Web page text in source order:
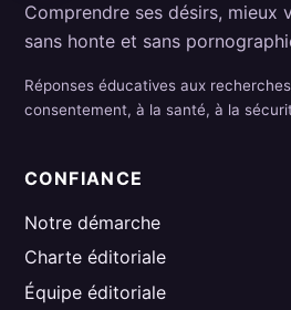
Comprendre ses désirs, mieux
sans honte et sans
Réponses éducatives aux
consentement, à la santé, à la
CONFIANCE
Notre démarche
Charte éditoriale
Équipe éditoriale